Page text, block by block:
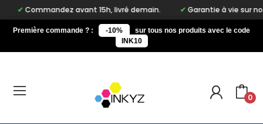
avant 15h, livré demain. Garantie à vie sur notre
Première commande ? : -10%
sur tous nos produits avec le code
INK10
0